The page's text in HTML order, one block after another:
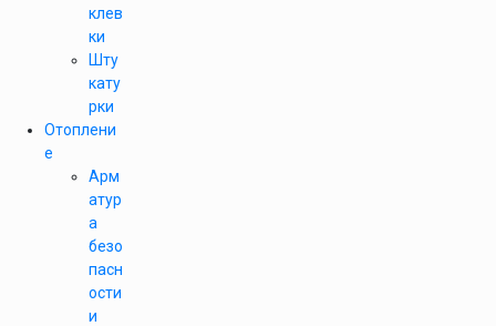
клев
ки
Шту
кату
рки
Отоплени
е
Арм
атур
а
безо
пасн
ости
и